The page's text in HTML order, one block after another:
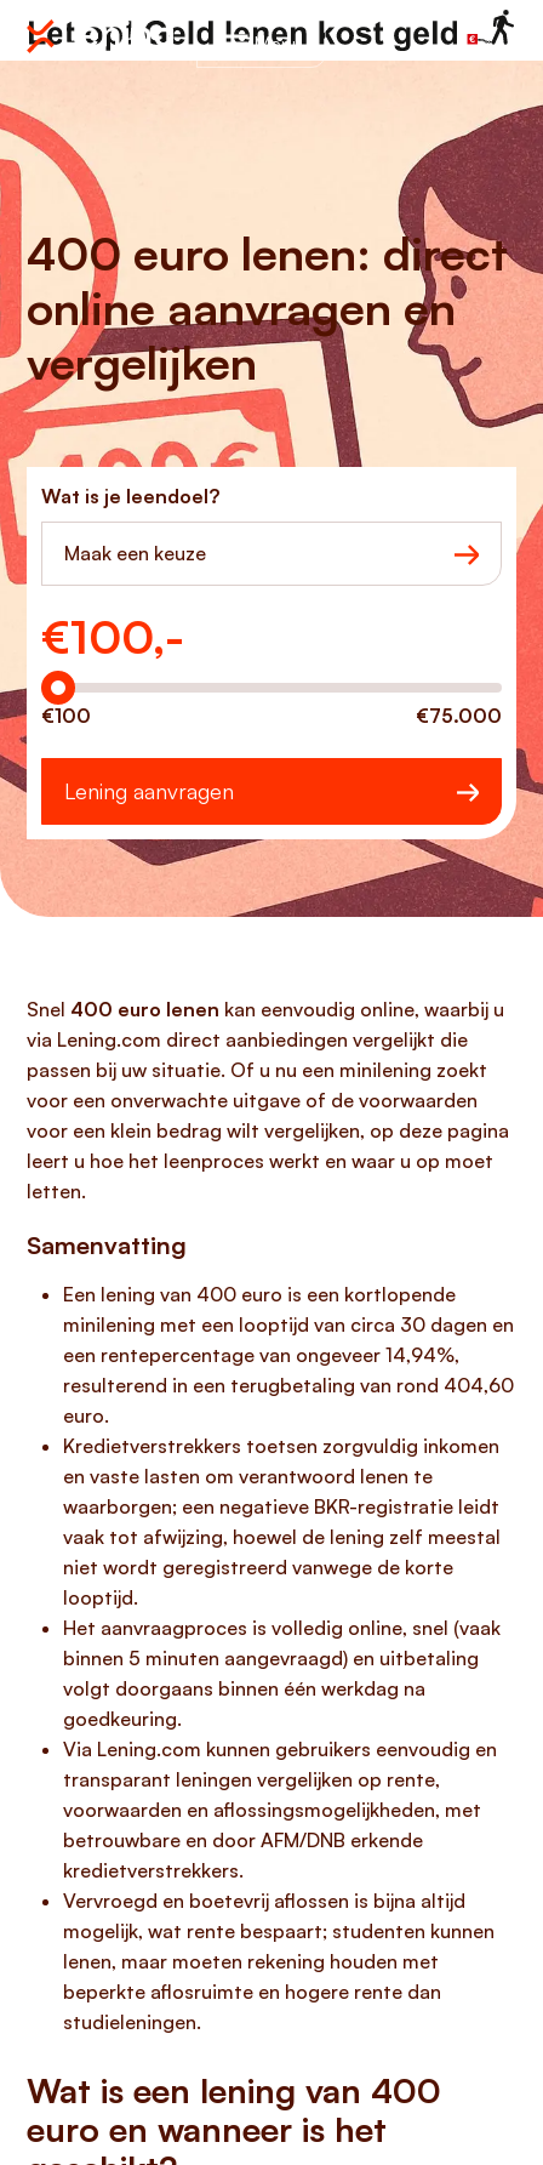
Menu
400 euro lenen: direct
online aanvragen en
vergelijken
Wat is je leendoel?
Maak een keuze
€100,-
Hoeveel wilt u lenen?
€100 €75.000
Lening aanvragen
Snel 400 euro lenen kan eenvoudig online, waarbij u
via Lening.com direct aanbiedingen vergelijkt die
passen bij uw situatie. Of u nu een minilening zoekt
voor een onverwachte uitgave of de voorwaarden
voor een klein bedrag wilt vergelijken, op deze pagina
leert u hoe het leenproces werkt en waar u op moet
letten.
Samenvatting
Een lening van 400 euro is een kortlopende
minilening met een looptijd van circa 30 dagen en
een rentepercentage van ongeveer 14,94%,
resulterend in een terugbetaling van rond 404,60
euro.
Kredietverstrekkers toetsen zorgvuldig inkomen
en vaste lasten om verantwoord lenen te
waarborgen; een negatieve BKR-registratie leidt
vaak tot afwijzing, hoewel de lening zelf meestal
niet wordt geregistreerd vanwege de korte
looptijd.
Het aanvraagproces is volledig online, snel (vaak
binnen 5 minuten aangevraagd) en uitbetaling
volgt doorgaans binnen één werkdag na
goedkeuring.
Via Lening.com kunnen gebruikers eenvoudig en
transparant leningen vergelijken op rente,
voorwaarden en aflossingsmogelijkheden, met
betrouwbare en door AFM/DNB erkende
kredietverstrekkers.
Vervroegd en boetevrij aflossen is bijna altijd
mogelijk, wat rente bespaart; studenten kunnen
lenen, maar moeten rekening houden met
beperkte aflosruimte en hogere rente dan
studieleningen.
Wat is een lening van 400
euro en wanneer is het